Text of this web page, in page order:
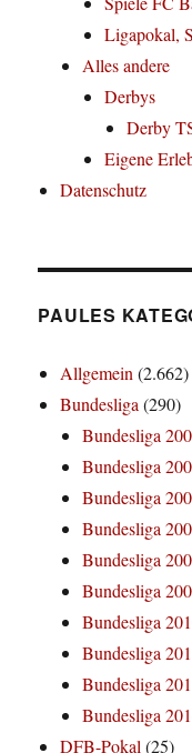
Ligapokal,
Alles andere
Derbys
Derby
Eigene
Datenschutz
PAULES
Allgemein(2.662)
Bundesliga(290)
Bundesliga
Bundesliga
Bundesliga
Bundesliga
Bundesliga
Bundesliga
Bundesliga
Bundesliga
Bundesliga
Bundesliga
DFB-Pokal(25)